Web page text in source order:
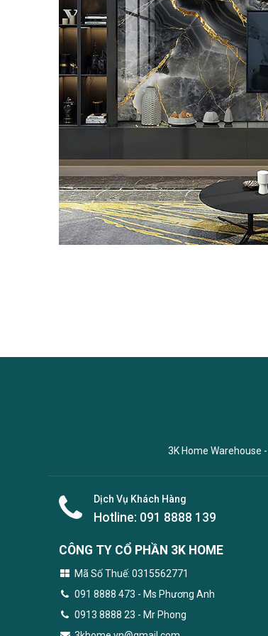
3K Home Warehouse
Dịch Vụ Khách Hàng
Hotline: 091 8888 139
CÔNG TY CỔ PHẦN 3K HOME
Mã Số Thuế: 0315562771
091 8888 473 - Ms Phương Anh
0913 8888 23 - Mr Phong